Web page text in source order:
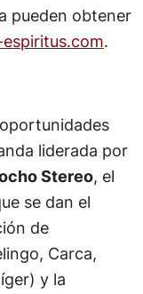
pueden obtener
.
liderada por
Stereo, el
se dan el
de
Carca,
y la